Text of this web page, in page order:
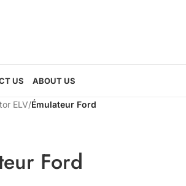
US ABOUT US
ELV/Émulateur Ford
Ford